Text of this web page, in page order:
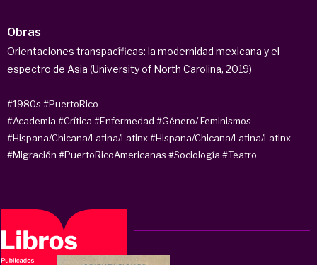
Obras
Orientaciones transpacíficas: la modernidad mexicana y el
espectro de Asia (University of North Carolina, 2019)
#1980s #PuertoRico
#Academia #Crítica #Enfermedad #Género/ Feminismos
#Hispana/Chicana/Latina/Latinx#Hispana/Chicana/Latina/Latinx
#Migración #PuertoRicoAmericanas #Sociología #Teatro